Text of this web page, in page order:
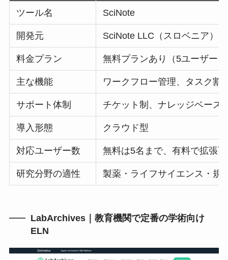
ツール名 SciNote
開発元 SciNote LLC（スロベニア）
料金プラン 無料プランあり（5ユーザー
主な機能 ワークフロー管理、タスク割
サポート体制 チケット制、ナレッジベース
導入形態 クラウド型
対応ユーザー数 無料は5名まで、有料で拡張
研究分野の適性 製薬・ライフサイエンス・規
LabArchives｜教育機関で定番の学術向け
ELN